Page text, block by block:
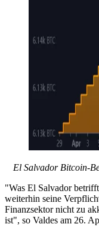
El Salvador Bitcoin-
"Was El Salvador
weiterhin seine
Finanzsektor nicht zu
ist", so Valdes am 26.